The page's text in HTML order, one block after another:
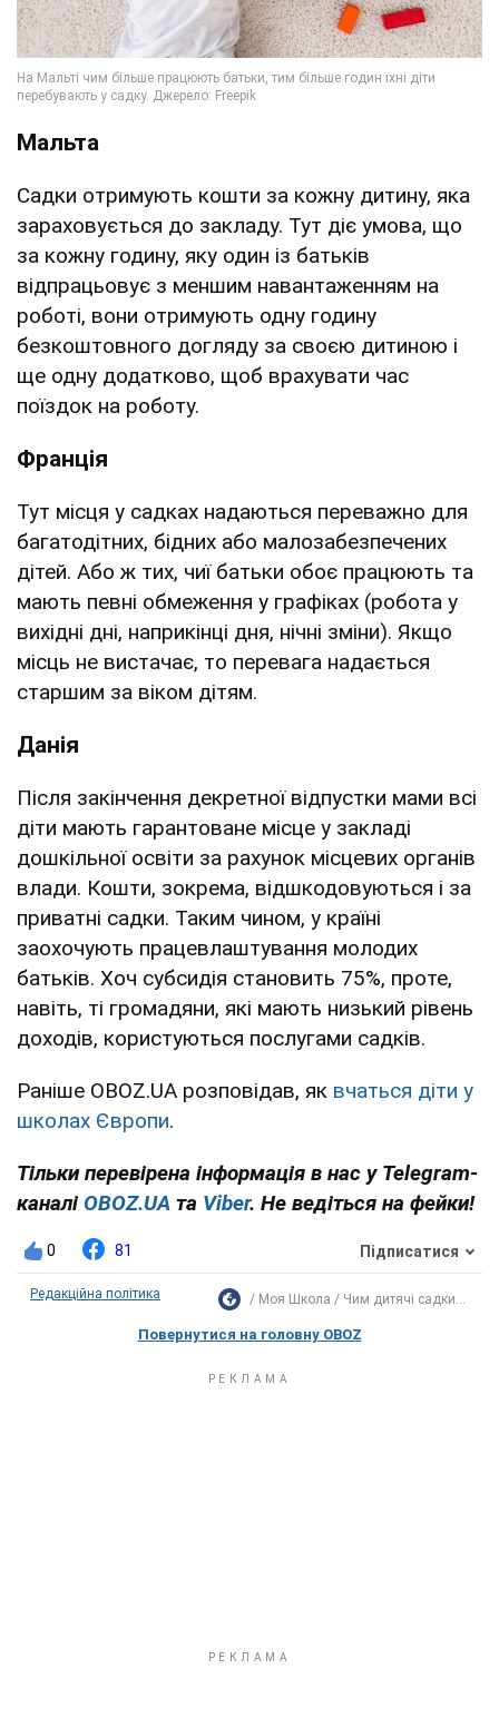
Мальта
Садки отримують кошти за кожну дитину, яка
зараховується до закладу. Тут діє умова, що
за кожну годину, яку один із батьків
відпрацьовує з меншим навантаженням на
роботі, вони отримують одну годину
безкоштовного догляду за своєю дитиною і
ще одну додатково, щоб врахувати час
поїздок на роботу.
Франція
Тут місця у садках надаються переважно для
багатодітних, бідних або малозабезпечених
дітей. Або ж тих, чиї батьки обоє працюють та
мають певні обмеження у графіках (робота у
вихідні дні, наприкінці дня, нічні зміни). Якщо
місць не вистачає, то перевага надається
старшим за віком дітям.
Данія
Після закінчення декретної відпустки мами всі
діти мають гарантоване місце у закладі
дошкільної освіти за рахунок місцевих органів
влади. Кошти, зокрема, відшкодовуються і за
приватні садки. Таким чином, у країні
заохочують працевлаштування молодих
батьків. Хоч субсидія становить 75%, проте,
навіть, ті громадяни, які мають низький рівень
доходів, користуються послугами садків.
Раніше OBOZ.UA розповідав, як вчаться діти у
школах Європи.
Тільки перевірена інформація в нас у Telegram-
каналі OBOZ.UA та Viber. Не ведіться на фейки!
0 81 Підписатися
Редакційна політика Моя Школа Чим дитячі садки...
Повернутися на головну OBOZ